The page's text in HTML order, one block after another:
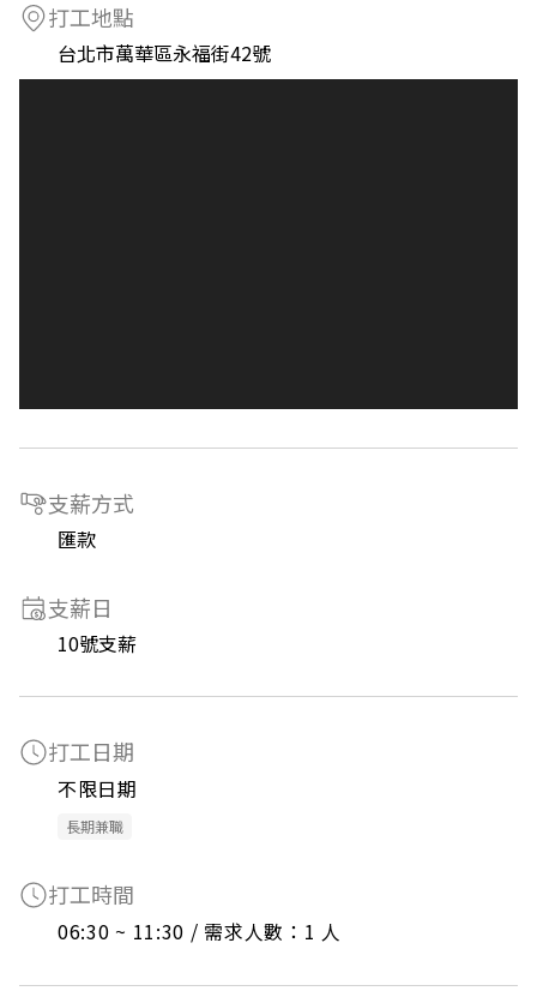
打工地點
台北市萬華區永福街42號
支薪方式
匯款
支薪日
10號支薪
打工日期
不限日期
長期兼職
打工時間
06:30 ~ 11:30 / 需求人數：1 人